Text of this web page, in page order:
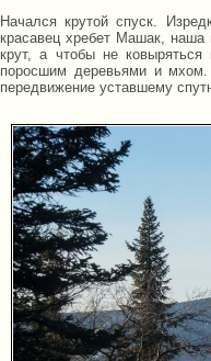
Начался крутой спуск.
красавец хребет Машак,
крут, а чтобы не
поросшим деревьями и мхом.
передвижение уставшему